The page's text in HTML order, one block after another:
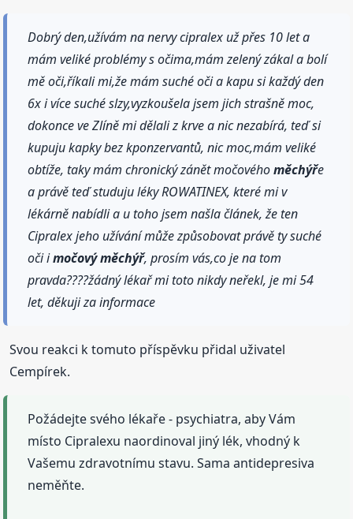
Dobrý den,užívám na nervy cipralex už přes 10 let a
mám veliké problémy s očima,mám zelený zákal a bolí
mě oči,říkali mi,že mám suché oči a kapu si každý den
6x i více suché slzy,vyzkoušela jsem jich strašně moc,
dokonce ve Zlíně mi dělali z krve a nic nezabírá, teď si
kupuju kapky bez kponzervantů, nic moc,mám veliké
obtíže, taky mám chronický zánět močovéhoměchýře
a právě teď studuju léky ROWATINEX, které mi v
lékárně nabídli a u toho jsem našla článek, že ten
Cipralex jeho užívání může způsobovat právě ty suché
oči imočovýměchýř, prosím vás,co je na tom
pravda????žádný lékař mi toto nikdy neřekl, je mi 54
let, děkuji za informace
Svou reakci k tomuto příspěvku přidal uživatel
Cempírek.
Požádejte svého lékaře - psychiatra, aby Vám
místo Cipralexu naordinoval jiný lék, vhodný k
Vašemu zdravotnímu stavu. Sama antidepresiva
neměňte.